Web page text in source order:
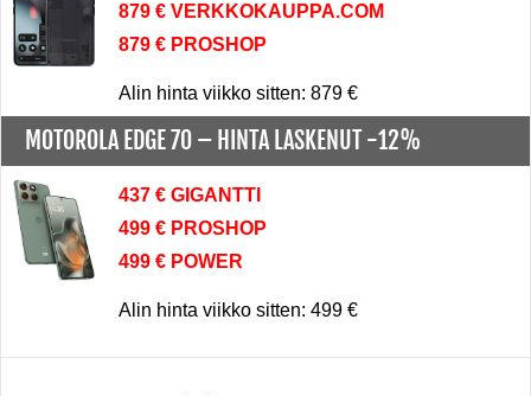
879 € VERKKOKAUPPA.COM
879 € PROSHOP
Alin hinta viikko sitten: 879 €
MOTOROLA EDGE 70 – HINTA LASKENUT -12%
437 € GIGANTTI
499 € PROSHOP
499 € POWER
Alin hinta viikko sitten: 499 €